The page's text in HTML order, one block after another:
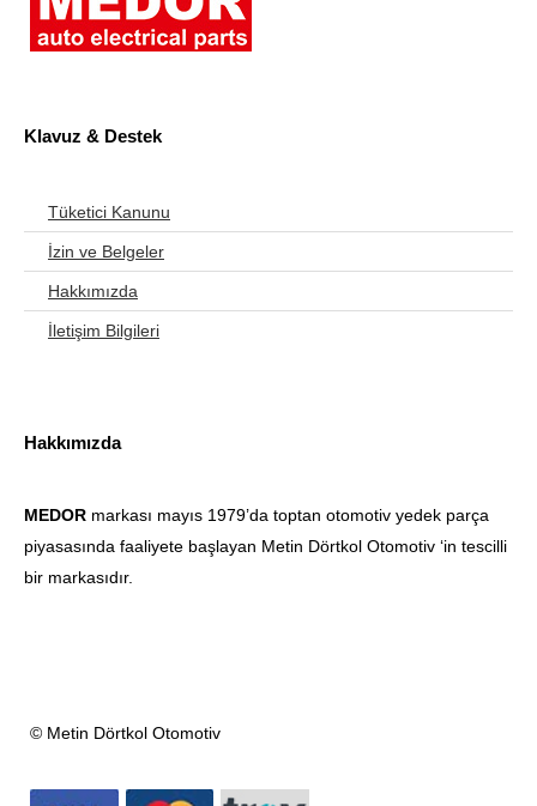
Klavuz & Destek
Tüketici Kanunu
İzin ve Belgeler
Hakkımızda
İletişim Bilgileri
Hakkımızda
MEDOR markası mayıs 1979’da toptan otomotiv yedek parça
piyasasında faaliyete başlayan Metin Dörtkol Otomotiv ‘in tescilli
bir markasıdır.
© Metin Dörtkol Otomotiv